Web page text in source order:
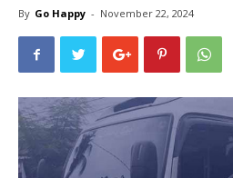
By Go Happy - November 22, 2024